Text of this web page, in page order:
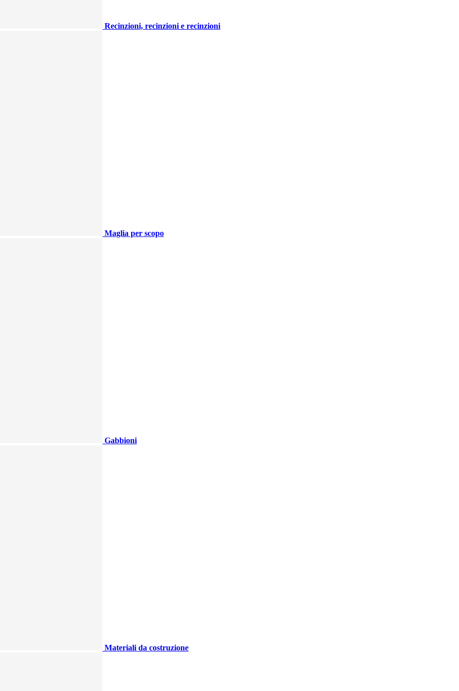
Recinzioni, recinzioni e recinzioni
Maglia per scopo
Gabbioni
Materiali da costruzione